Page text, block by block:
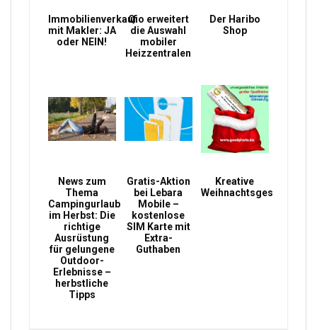
Immobilienverkauf
mit Makler: JA
oder NEIN!
Qio erweitert
die Auswahl
mobiler
Heizzentralen
Der Haribo
Shop
News zum
Thema
Campingurlaub
im Herbst: Die
richtige
Ausrüstung
für gelungene
Outdoor-
Erlebnisse –
herbstliche
Tipps
Gratis-Aktion
bei Lebara
Mobile –
kostenlose
SIM Karte mit
Extra-
Guthaben
Kreative
Weihnachtsgeschenke